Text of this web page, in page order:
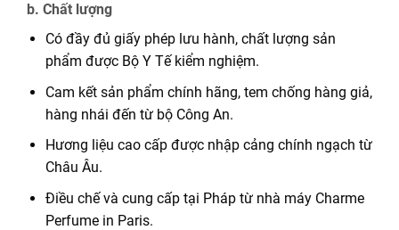
b. Chất lượng
Có đầy đủ giấy phép lưu hành, chất lượng sản
phẩm được Bộ Y Tế kiểm nghiệm.
Cam kết sản phẩm chính hãng, tem chống hàng giả,
hàng nhái đến từ bộ Công An.
Hương liệu cao cấp được nhập cảng chính ngạch từ
Châu Âu.
Điều chế và cung cấp tại Pháp từ nhà máy Charme
Perfume in Paris.